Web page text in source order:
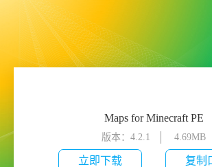
Maps for Minecraft PE
版本：4.2.1 4.69MB
立即下载 复制